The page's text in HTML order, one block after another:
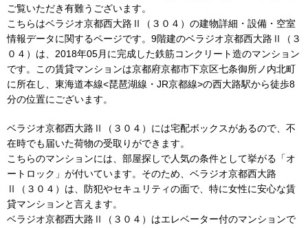
ご覧いただき有難うございます。
こちらはベラジオ京都西大路Ⅱ（３０４）の建物詳細・設備・空室
情報データに関するページです。9階建のベラジオ京都西大路Ⅱ（３
０４）は、2018年05月に完成した鉄筋コンクリート造のマンション
です。この賃貸マンションは京都府京都市下京区七条御所ノ内北町
に所在し、東海道本線<琵琶湖線・JR京都線>の西大路駅から徒歩8
分の位置にございます。
ベラジオ京都西大路Ⅱ（３０４）には宅配ボックスがあるので、不
在時でも届いた荷物の受取りができます。
こちらのマンションには、部屋探しで人気の条件として挙がる「オ
ートロック」が付いています。そのため、ベラジオ京都西大路
Ⅱ（３０４）は、防犯やセキュリティの面で、特に女性に安心な賃
貸マンションと言えます。
ベラジオ京都西大路Ⅱ（３０４）はエレベーター付のマンションで